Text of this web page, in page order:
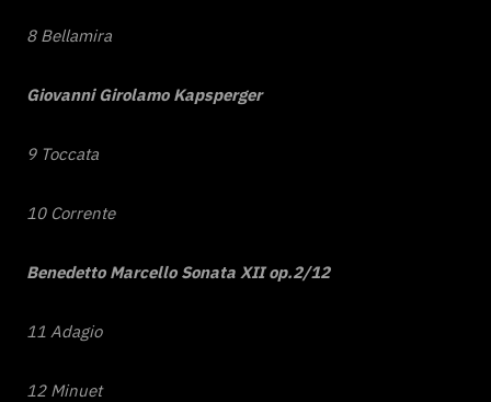
8 Bellamira
Giovanni Girolamo Kapsperger
9 Toccata
10 Corrente
Benedetto Marcello Sonata XII op.2/12
11 Adagio
12 Minuet